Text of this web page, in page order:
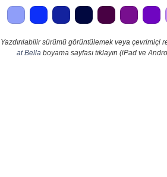
Yazdırılabilir sürümü görüntülemek veya çevrimiçi
at Bella boyama sayfası tıklayın (iPad ve